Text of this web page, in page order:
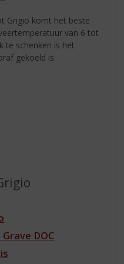
Grigio komt het beste
van 6 tot
te schenken is het
gekoeld is.
DOC